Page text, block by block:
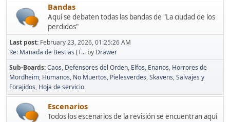
Bandas
Aquí se debaten todas las bandas de "La ciudad de los
perdidos"
Last post: February 23, 2026, 01:25:26 AM
Re: Manada de Bestias [T... by Drawer
Sub-Boards Caos Defensores del Orden Elfos Enanos Horrores de
Mordheim Humanos No Muertos Pielesverdes Skavens Salvajes y
Forajidos Hoja de servicio
Escenarios
Todos los escenarios de la revisión se encuentran aquí